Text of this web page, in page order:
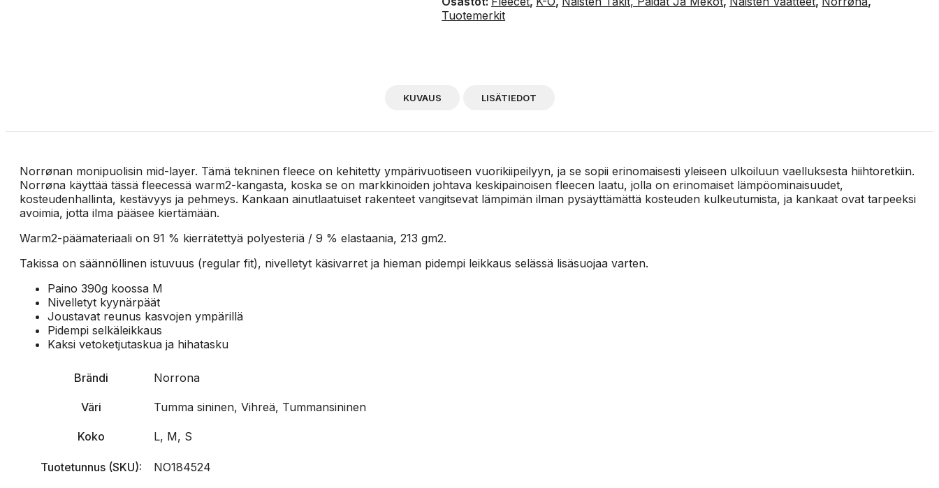
Tuotemerkit
KUVAUS LISÄTIEDOT
Norrønan monipuolisin mid-layer. Tämä tekninen fleece on kehitetty ympärivuotiseen vuorikiipeilyyn, ja se sopii erinomaisesti yleiseen ulkoiluun vaelluksesta hiihtoretkiin.
Norrøna käyttää tässä fleecessä warm2-kangasta, koska se on markkinoiden johtava keskipainoisen fleecen laatu, jolla on erinomaiset lämpöominaisuudet,
kosteudenhallinta, kestävyys ja pehmeys. Kankaan ainutlaatuiset rakenteet vangitsevat lämpimän ilman pysäyttämättä kosteuden kulkeutumista, ja kankaat ovat tarpeeksi
avoimia, jotta ilma pääsee kiertämään.
Warm2-päämateriaali on 91 % kierrätettyä polyesteriä / 9 % elastaania, 213 gm2.
Takissa on säännöllinen istuvuus (regular fit), nivelletyt käsivarret ja hieman pidempi leikkaus selässä lisäsuojaa varten.
Paino 390g koossa M
Nivelletyt kyynärpäät
Joustavat reunus kasvojen ympärillä
Pidempi selkäleikkaus
Kaksi vetoketjutaskua ja hihatasku
Brändi Norrona
Väri Tumma sininen, Vihreä, Tummansininen
Koko L, M, S
Tuotetunnus (SKU): NO184524